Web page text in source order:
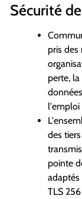
Sécurité
pris des
perte,
l'emploi
des
pointe
adaptés
TLS